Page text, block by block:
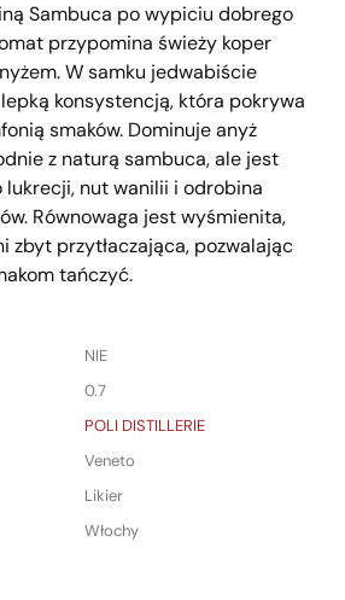
Sambuca po wypiciu dobrego
przypomina świeży koper
W samku jedwabiście
lepką konsystencją, która pokrywa
smaków. Dominuje anyż
z naturą sambuca, ale jest
lukrecji, nut wanilii i odrobina
Równowaga jest wyśmienita,
zbyt przytłaczająca, pozwalając
tańczyć.
NIE
0.7
POLI DISTILLERIE
Veneto
Likier
Włochy